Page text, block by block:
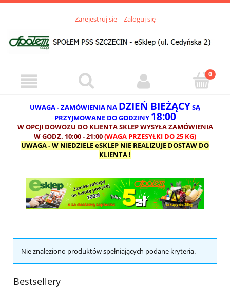
Zarejestruj się Zaloguj się
UWAGA - ZAMÓWIENIA NA DZIEŃ BIEŻĄCYSĄ
PRZYJMOWANE DO GODZINY 18:00
W OPCJI DOWOZU DO KLIENTA SKLEP WYSYŁA ZAMÓWIENIA
W GODZ. 10:00 - 21:00(WAGA PRZESYŁKI DO 25 KG)
UWAGA - W NIEDZIELE eSKLEP NIE REALIZUJE DOSTAW DO
KLIENTA !
Nie znaleziono produktów spełniających podane kryteria.
Bestsellery